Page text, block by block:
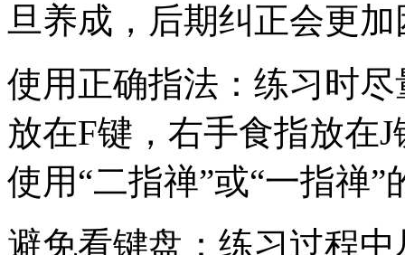
旦养成，后期纠正会更加
使用正确指法：练习时
放在F键，右手食指放在
使用“二指禅”或“一指禅”
避免看键盘：练习过程